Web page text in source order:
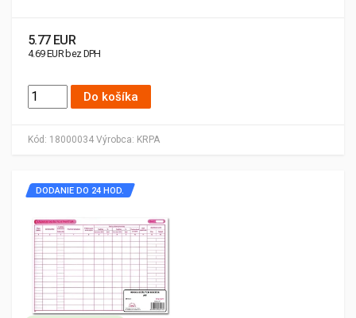
Kód: 18000034 Výrobca: KRPA
5.77 EUR
4.69 EUR bez DPH
Do košíka
DODANIE DO 24 HOD.